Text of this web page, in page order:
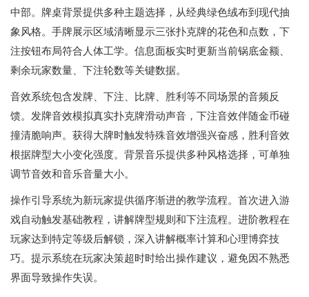
中部。牌桌背景提供多种主题选择，从经典绿色绒布到现代抽
象风格。手牌展示区域清晰显示三张扑克牌的花色和点数，下
注按钮布局符合人体工学。信息面板实时更新当前锅底金额、
剩余玩家数量、下注轮数等关键数据。
音效系统包含发牌、下注、比牌、胜利等不同场景的音频反
馈。发牌音效模拟真实扑克牌滑动声音，下注音效伴随金币碰
撞清脆响声。获得大牌时触发特殊音效增强兴奋感，胜利音效
根据牌型大小变化强度。背景音乐提供多种风格选择，可单独
调节音效和音乐音量大小。
操作引导系统为新玩家提供循序渐进的教学流程。首次进入游
戏自动触发基础教程，讲解牌型规则和下注流程。进阶教程在
玩家达到特定等级后解锁，深入讲解概率计算和心理博弈技
巧。提示系统在玩家决策超时时给出操作建议，避免因不熟悉
界面导致操作失误。